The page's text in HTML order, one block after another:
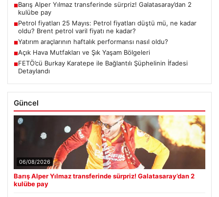
■Barış Alper Yılmaz transferinde sürpriz! Galatasaray’dan 2
kulübe pay
■Petrol fiyatları 25 Mayıs: Petrol fiyatları düştü mü, ne kadar
oldu? Brent petrol varil fiyatı ne kadar?
■Yatırım araçlarının haftalık performansı nasıl oldu?
■Açık Hava Mutfakları ve Şık Yaşam Bölgeleri
■FETÖ’cü Burkay Karatepe ile Bağlantılı Şüphelinin İfadesi
Detaylandı
Güncel
06/08/2026
Barış Alper Yılmaz transferinde sürpriz! Galatasaray’dan 2
kulübe pay